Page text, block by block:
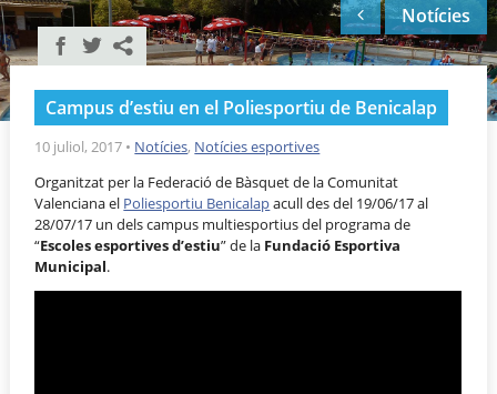
Comunicació ▼
València en esport
Portal de Transparència
Notícies
Campus d’estiu en el Poliesportiu de Benicalap
10 juliol, 2017 • Notícies, Notícies esportives
Organitzat per la Federació de Bàsquet de la Comunitat
Valenciana el Poliesportiu Benicalapacull des del 19/06/17 al
28/07/17 un dels campus multiesportius del programa de
“Escoles esportives d’estiu” de la Fundació Esportiva
Municipal.